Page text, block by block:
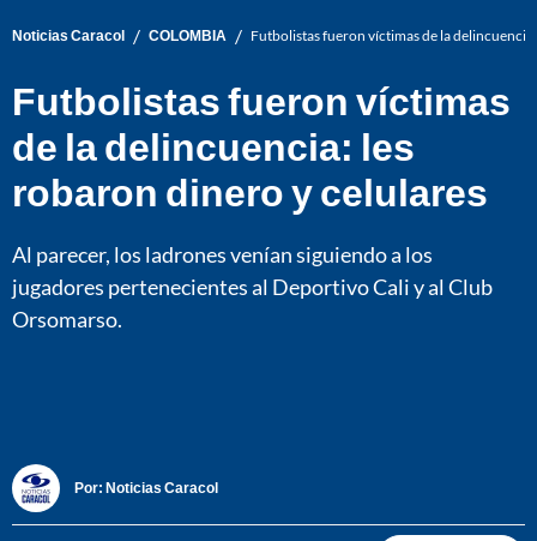
Noticias Caracol / COLOMBIA / Futbolistas fueron víctimas de la
Futbolistas fueron víctimas
de la delincuencia: les
robaron dinero y celulares
Al parecer, los ladrones venían siguiendo a los
jugadores pertenecientes al Deportivo Cali y al Club
Orsomarso.
Por: Noticias Caracol